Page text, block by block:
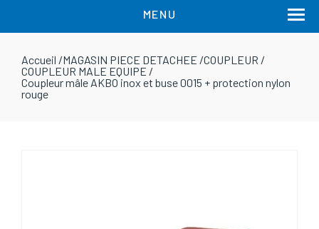
MENU
Accueil /MAGASIN PIECE DETACHEE /COUPLEUR /
COUPLEUR MALE EQUIPE /
Coupleur mâle AKBO inox et buse 0015 + protection nylon
rouge